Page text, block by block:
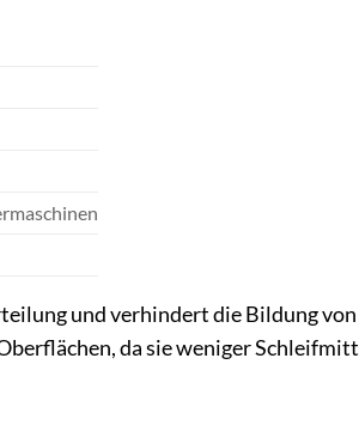
und verhindert die Bildung
da sie weniger